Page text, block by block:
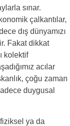
sınar.
çalkantılar,
dış dünyamızı
Fakat dikkat
kolektif
acılar
çoğu zaman
duygusal
ya da